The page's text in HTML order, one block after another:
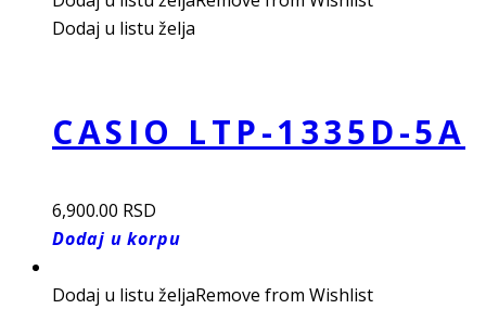
Dodaj u listu želja
CASIO LTP-1335D-5A
6,900.00 RSD
Dodaj u korpu
Dodaj u listu željaRemove from Wishlist